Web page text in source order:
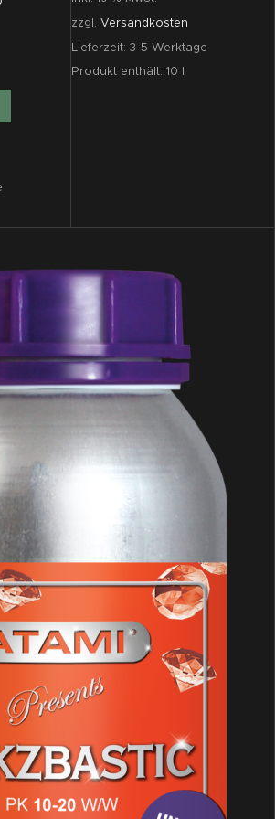
zzgl. Versandkosten
Lieferzeit: 3-5 Werktage
Produkt enthält: 10